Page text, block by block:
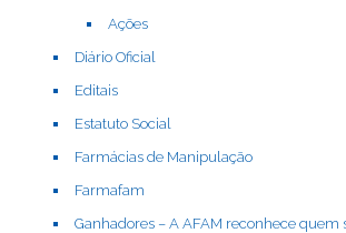
Ações
Diário Oficial
Editais
Estatuto Social
Farmácias de Manipulação
Farmafam
Ganhadores – A AFAM reconhece quem